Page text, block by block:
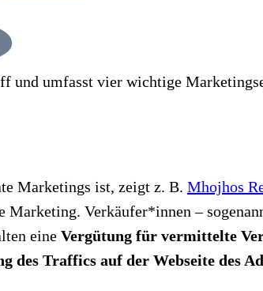
und umfasst vier wichtige
Marketings ist, zeigt z. B. Mhojhos
Marketing. Verkäufer*innen –
eine Vergütung für vermittelte
des Traffics auf der Webseite des